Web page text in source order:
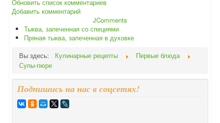
Обновить список комментариев
Добавить комментарий
JComments
Тыква, запеченная со специями
Пряная тыква, запеченная в духовке
Вы здесь:
Кулинарные рецепты
Первые блюда
Супы-пюре
Подпишись на нас в соцсетях!